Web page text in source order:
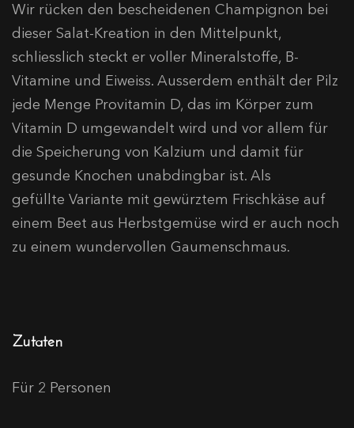
Wir rücken den bescheidenen Champignon bei
dieser Salat-Kreation in den Mittelpunkt,
schliesslich steckt er voller Mineralstoffe, B-
Vitamine und Eiweiss. Ausserdem enthält der Pilz
jede Menge Provitamin D, das im Körper zum
Vitamin D umgewandelt wird und vor allem für
die Speicherung von Kalzium und damit für
gesunde Knochen unabdingbar ist. Als
gefüllte Variante mit gewürztem Frischkäse auf
einem Beet aus Herbstgemüse wird er auch noch
zu einem wundervollen Gaumenschmaus.
Zutaten
Für 2 Personen